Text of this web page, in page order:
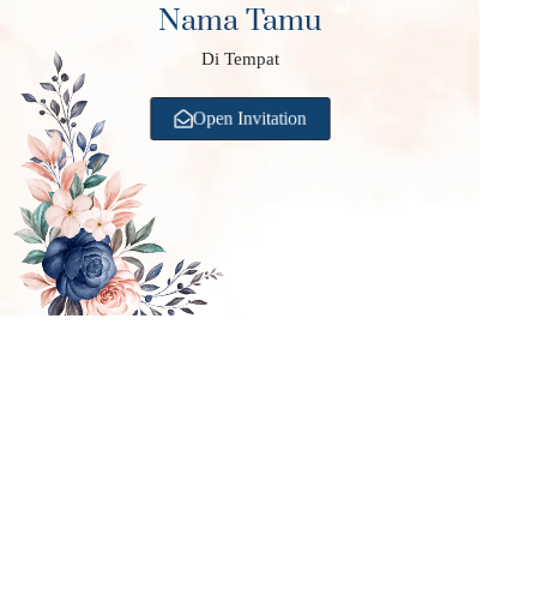
Nama Tamu
Di Tempat
Open Invitation